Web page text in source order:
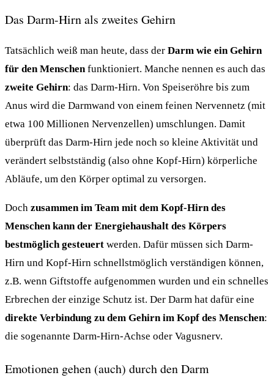
Das Darm-Hirn als zweites Gehirn
Tatsächlich weiß man heute, dass der Darm wie ein Gehirn
für den Menschenfunktioniert. Manche nennen es auch das
zweite Gehirn: das Darm-Hirn. Von Speiseröhre bis zum
Anus wird die Darmwand von einem feinen Nervennetz (mit
etwa 100 Millionen Nervenzellen) umschlungen. Damit
überprüft das Darm-Hirn jede noch so kleine Aktivität und
verändert selbstständig (also ohne Kopf-Hirn) körperliche
Abläufe, um den Körper optimal zu versorgen.
Doch zusammen im Team mit dem Kopf-Hirn des
Menschen kann der Energiehaushalt des Körpers
bestmöglich gesteuert werden. Dafür müssen sich Darm-
Hirn und Kopf-Hirn schnellstmöglich verständigen können,
z.B. wenn Giftstoffe aufgenommen wurden und ein schnelles
Erbrechen der einzige Schutz ist. Der Darm hat dafür eine
direkte Verbindung zu dem Gehirn im Kopf des Menschen:
die sogenannte Darm-Hirn-Achse oder Vagusnerv.
Emotionen gehen (auch) durch den Darm